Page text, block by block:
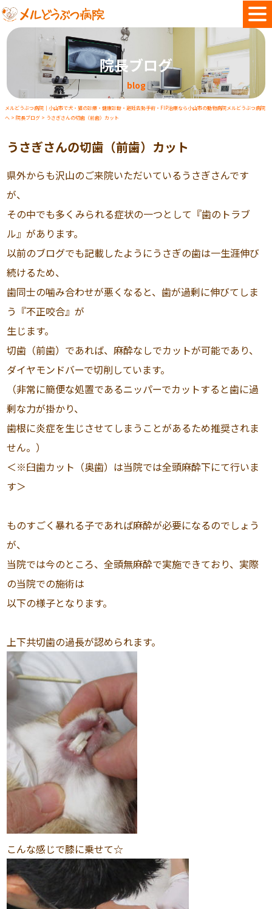
院長ブログ
blog
メルどうぶつ病院｜小山市で犬・猫の診療・健康診断・避妊去勢手術・FIP治療なら小山市の動物病院メルどうぶつ病院
へ > 院長ブログ > うさぎさんの切歯（前歯）カット
うさぎさんの切歯（前歯）カット
県外からも沢山のご来院いただいているうさぎさんです
が、
その中でも多くみられる症状の一つとして『歯のトラブ
ル』があります。
以前のブログでも記載したようにうさぎの歯は一生涯伸び
続けるため、
歯同士の噛み合わせが悪くなると、歯が過剰に伸びてしま
う『不正咬合』が
生じます。
切歯（前歯）であれば、麻酔なしでカットが可能であり、
ダイヤモンドバーで切削しています。
（非常に簡便な処置であるニッパーでカットすると歯に過
剰な力が掛かり、
歯根に炎症を生じさせてしまうことがあるため推奨されま
せん。）
＜※臼歯カット（奥歯）は当院では全頭麻酔下にて行いま
す＞
ものすごく暴れる子であれば麻酔が必要になるのでしょう
が、
当院では今のところ、全頭無麻酔で実施できており、実際
の当院での施術は
以下の様子となります。
上下共切歯の過長が認められます。
こんな感じで膝に乗せて☆